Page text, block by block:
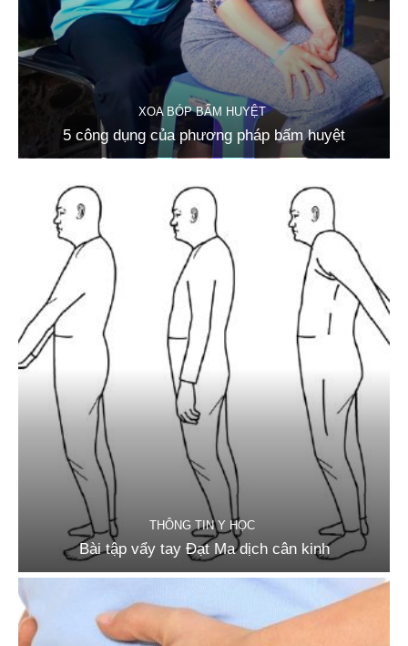
XOA BÓP BẤM HUYỆT
5 công dụng của phương pháp bấm huyệt
THÔNG TIN Y HỌC
Bài tập vẩy tay Đạt Ma dịch cân kinh